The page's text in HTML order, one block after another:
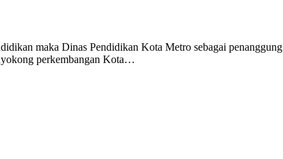
maka Dinas Pendidikan Kota Metro sebagai penanggung
perkembangan Kota…